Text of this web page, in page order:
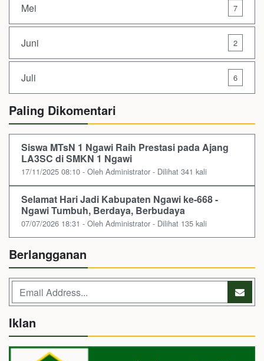
Mei 7
Juni 2
Juli 6
Paling Dikomentari
Siswa MTsN 1 Ngawi Raih Prestasi pada Ajang
LA3SC di SMKN 1 Ngawi
17/11/2025 08:10 - Oleh Administrator - Dilihat 341 kali
Selamat Hari Jadi Kabupaten Ngawi ke-668 -
Ngawi Tumbuh, Berdaya, Berbudaya
07/07/2026 18:31 - Oleh Administrator - Dilihat 135 kali
Berlangganan
Iklan